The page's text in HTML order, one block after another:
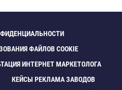
ФАЙЛОВ COOKIE
ИНТЕРНЕТ МАРКЕТОЛОГА
КЕЙСЫ РЕКЛАМА ЗАВОДО